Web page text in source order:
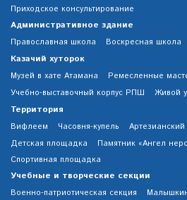
Приходское консультирование
Административное здание
Православная школа Воскресная школа
Казачий хуторок
Музей в хате Атамана
Ремесленные
Учебно-выставочный корпус РПШ
Живой
Территория
Вифлеем Часовня-купель
Детская площадка
Памятник «Ангел
Спортивная площадка
Учебные и творческие секции
Военно-патриотическая секция